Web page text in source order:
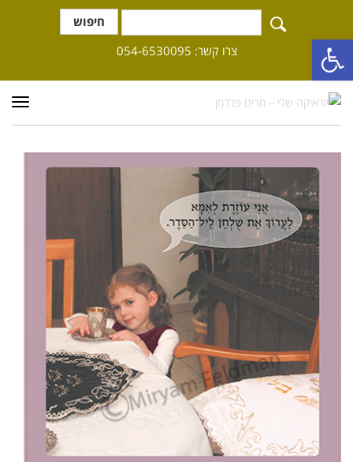
חיפוש
צרו קשר: 054-6530095
פתח סרגל נגישות